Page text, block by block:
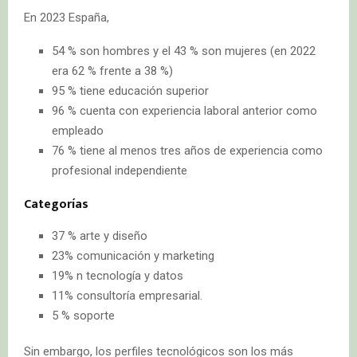
En 2023 España,
54 % son hombres y el 43 % son mujeres (en 2022
era 62 % frente a 38 %)
95 % tiene educación superior
96 % cuenta con experiencia laboral anterior como
empleado
76 % tiene al menos tres años de experiencia como
profesional independiente
Categorías
37 % arte y diseño
23% comunicación y marketing
19% n tecnología y datos
11% consultoría empresarial.
5 % soporte
Sin embargo, los perfiles tecnológicos son los más